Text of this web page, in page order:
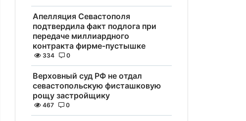
Апелляция Севастополя
подтвердила факт подлога при
передаче миллиардного
контракта фирме-пустышке
334 0
Верховный суд РФ не отдал
севастопольскую фисташковую
рощу застройщику
467 0